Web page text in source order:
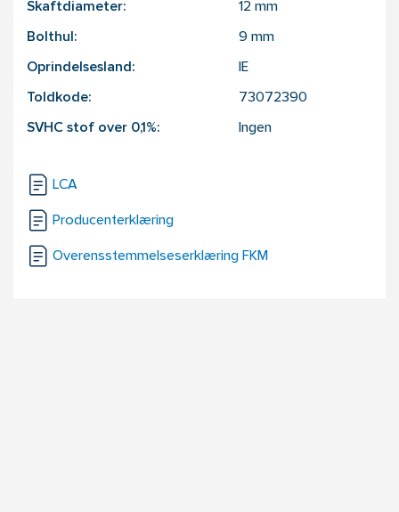
Skaftdiameter: 12 mm
Bolthul: 9 mm
Oprindelsesland: IE
Toldkode: 73072390
SVHC stof over 0,1%: Ingen
LCA
Producenterklæring
Overensstemmelseserklæring FKM